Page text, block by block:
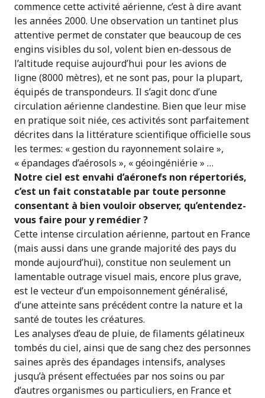
commence cette activité aérienne, c’est à dire avant
les années 2000. Une observation un tantinet plus
attentive permet de constater que beaucoup de ces
engins visibles du sol, volent bien en-dessous de
l’altitude requise aujourd’hui pour les avions de
ligne (8000 mètres), et ne sont pas, pour la plupart,
équipés de transpondeurs. Il s’agit donc d’une
circulation aérienne clandestine. Bien que leur mise
en pratique soit niée, ces activités sont parfaitement
décrites dans la littérature scientifique officielle sous
les termes: « gestion du rayonnement solaire »,
« épandages d’aérosols », « géoingéniérie » …
Notre ciel est envahi d’aéronefs non répertoriés,
c’est un fait constatable par toute personne
consentant à bien vouloir observer, qu’entendez-
vous faire pour y remédier ?
Cette intense circulation aérienne, partout en France
(mais aussi dans une grande majorité des pays du
monde aujourd’hui), constitue non seulement un
lamentable outrage visuel mais, encore plus grave,
est le vecteur d’un empoisonnement généralisé,
d’une atteinte sans précédent contre la nature et la
santé de toutes les créatures.
Les analyses d’eau de pluie, de filaments gélatineux
tombés du ciel, ainsi que de sang chez des personnes
saines après des épandages intensifs, analyses
jusqu’à présent effectuées par nos soins ou par
d’autres organismes ou particuliers, en France et